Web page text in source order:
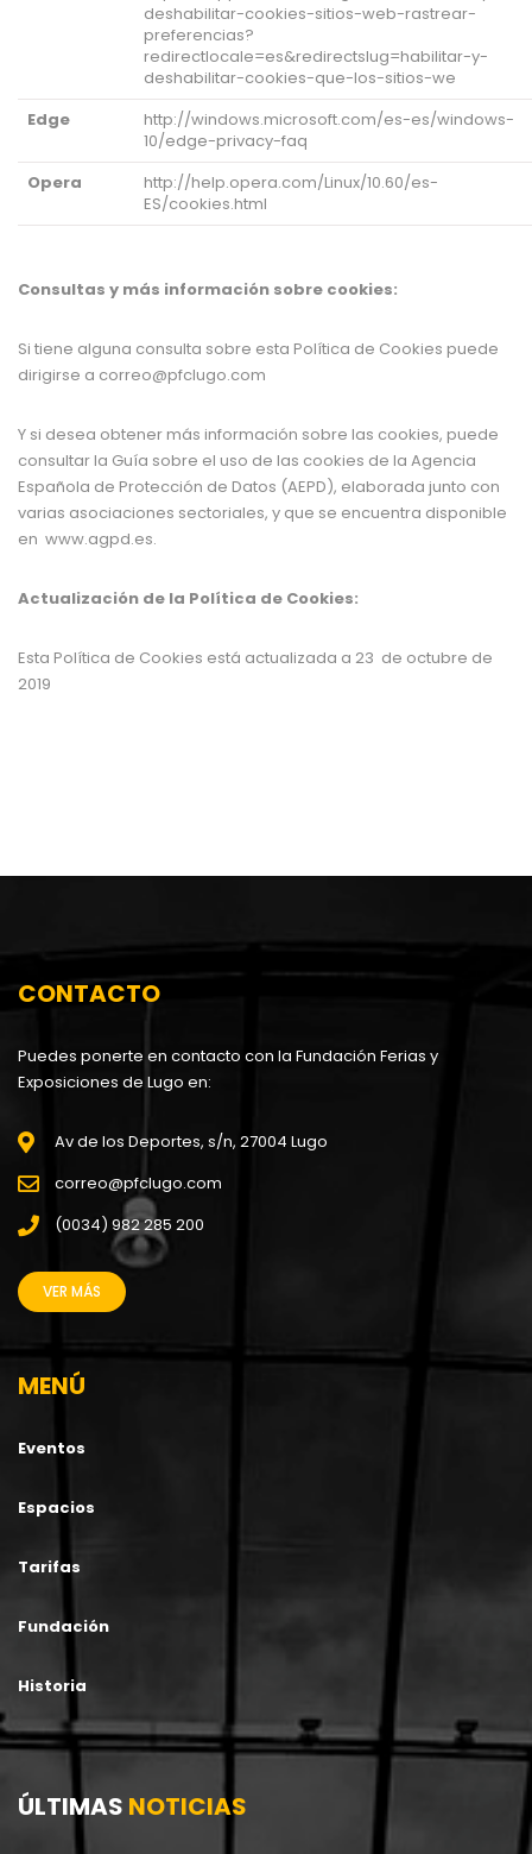
deshabilitar-cookies-sitios-web-rastrear-
preferencias?
redirectlocale=es&redirectslug=habilitar-y-
deshabilitar-cookies-que-los-sitios-we
Edge
http://windows.microsoft.com/es-es/windows-
10/edge-privacy-faq
Opera
http://help.opera.com/Linux/10.60/es-
ES/cookies.html
Consultas y más información sobre cookies:
Si tiene alguna consulta sobre esta Política de Cookies puede
dirigirse a correo@pfclugo.com
Y si desea obtener más información sobre las cookies, puede
consultar la Guía sobre el uso de las cookies de la Agencia
Española de Protección de Datos (AEPD), elaborada junto con
varias asociaciones sectoriales, y que se encuentra disponible
en www.agpd.es.
Actualización de la Política de Cookies:
Esta Política de Cookies está actualizada a 23 de octubre de
2019
CONTACTO
Puedes ponerte en contacto con la Fundación Ferias y
Exposiciones de Lugo en:
Av de los Deportes, s/n, 27004 Lugo
correo@pfclugo.com
(0034) 982 285 200
VER MÁS
MENÚ
Eventos
Espacios
Tarifas
Fundación
Historia
ÚLTIMAS NOTICIAS